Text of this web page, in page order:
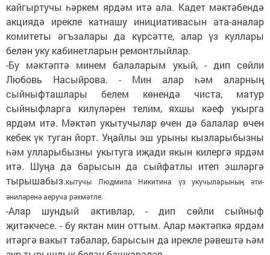
кайгыртучы һәркем ярдәм итә ала. Кадет мәктәбендә
акциядә ирек­ле катнашу инициативасын ата-аналар
комитеты әгъзалары да күрсәтте, алар үз куллары
белән уку кабинетларын ремонтлыйлар.
-Бу мәктәптә минем балаларым укый, - дип сөйли
Любовь Насыйрова. - Мин алар һәм аларның
сыйныфташлары белем көнендә чиста, матур
сыйныфларга килүләрен телим, яхшы кәеф укырга
ярдәм итә. Мәктәп укытучылар өчен дә балалар өчен
кебек үк туган йорт. Уңайлы эш урыны кызларыбызны
һәм улларыбызны укытуга иҗади якын килергә ярдәм
итә. Шуңа да барысын да сыйфатлы итеп эшләргә
тырышабыз.кытучы Людмила Никитина үз укучыларының әти-
әниләренә аеруча рәхмәтле.
-Алар шундый активлар, - дип сөйли сыйныф
җитәкчесе. - бу яктан мин оттым. Алар мәктәпкә ярдәм
итәргә вакыт табалар, барысын да ирекле рәвештә һәм